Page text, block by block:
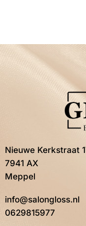
Nieuwe Kerkstraat
7941 AX
Meppel
info@salongloss.nl
0629815977